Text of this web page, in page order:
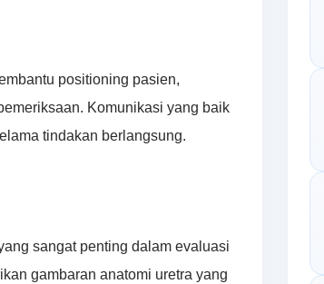
positioning pasien,
Komunikasi yang baik
tindakan berlangsung.
sangat penting dalam evaluasi
gambaran anatomi uretra yang